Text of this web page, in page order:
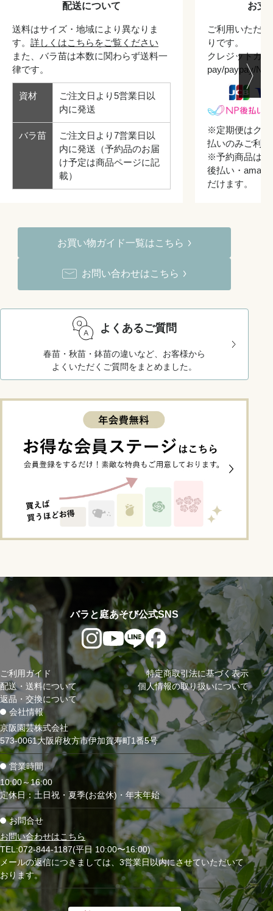
配送について
送料はサイズ・地域により異なりま
す。 詳しくはこちらをご覧ください
また、バラ苗は本数に関わらず送料一
律です。
資材
ご注文日より5営業日以
内に発送
バラ苗
ご注文日より7営業日以
内に発送（予約品のお届
け予定は商品ページに記
載）
お支
ご利用いただ
りです。
クレジットカ
pay/paypay/
※定期便はクレ
払いのみご利
※予約商品はク
後払い・
だけます。
お買い物ガイド一覧はこちら
お問い合わせはこちら
よくあるご質問
春苗・秋苗・鉢苗の違いなど、お客様から
よくいただくご質問をまとめました。
会社情報
京阪園芸株式会社
573-0061大阪府枚方市伊加賀寿町1番5号
営業時間
10:00～16:00
定休日：土日祝・夏季(お盆休)・年末年始
お問合せ
お問い合わせはこちら
TEL:072-844-1187(平日 10:00〜16:00)
メールの返信につきましては、3営業日以内にさせていただいて
おります。
バラと庭あそび公式SNS
ご利用ガイド
配送・送料について
返品・交換について
特定商取引法に基づく表示
個人情報の取り扱いについて